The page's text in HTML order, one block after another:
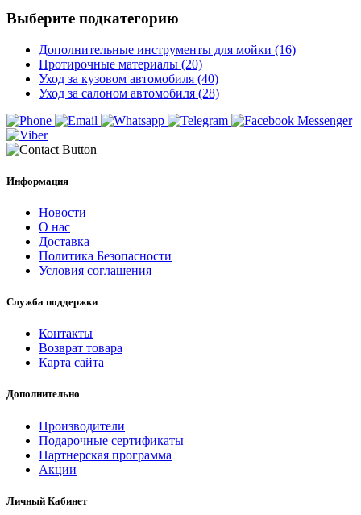
Выберите подкатегорию
Дополнительные инструменты для мойки (16)
Протирочные материалы (20)
Уход за кузовом автомобиля (40)
Уход за салоном автомобиля (28)
Информация
Новости
О нас
Доставка
Политика Безопасности
Условия соглашения
Служба поддержки
Контакты
Возврат товара
Карта сайта
Дополнительно
Производители
Подарочные сертификаты
Партнерская программа
Акции
Личный Кабинет